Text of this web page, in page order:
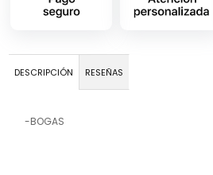
DESCRIPCIÓN RESEÑAS
-BOGAS